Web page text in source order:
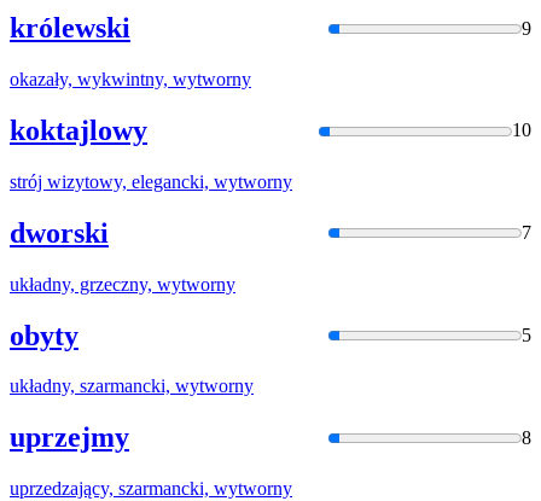
królewski 9
okazały, wykwintny, wytworny
koktajlowy 10
strój wizytowy, elegancki, wytworny
dworski 7
układny, grzeczny, wytworny
obyty 5
układny, szarmancki, wytworny
uprzejmy 8
uprzedzający, szarmancki, wytworny